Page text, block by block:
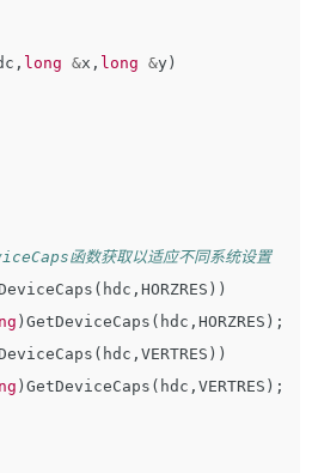
, long &x , long &y )
函数获取以适应不同系统设置
( hdc , HORZRES ))
) GetDeviceCaps ( hdc , HORZRES );
( hdc , VERTRES ))
) GetDeviceCaps ( hdc , VERTRES );